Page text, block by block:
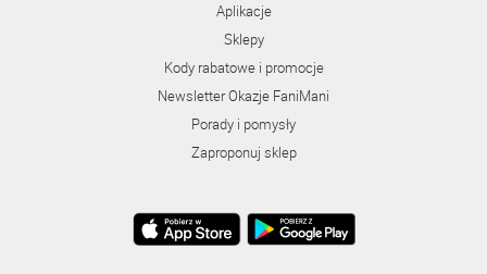
Aplikacje
Sklepy
Kody rabatowe i promocje
Newsletter Okazje FaniMani
Porady i pomysły
Zaproponuj sklep